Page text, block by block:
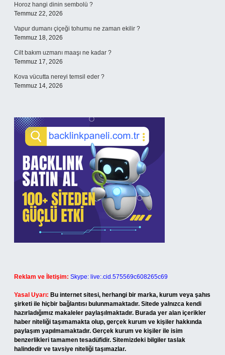
Horoz hangi dinin sembolü ?
Temmuz 22, 2026
Vapur dumanı çiçeği tohumu ne zaman ekilir ?
Temmuz 18, 2026
Cilt bakım uzmanı maaşı ne kadar ?
Temmuz 17, 2026
Kova vücutta nereyi temsil eder ?
Temmuz 14, 2026
Reklam ve İletişim: Skype: live:.cid.575569c608265c69
Yasal Uyarı: Bu internet sitesi, herhangi bir marka, kurum veya şahıs
şirketi ile hiçbir bağlantısı bulunmamaktadır. Sitede yalnızca kendi
hazırladığımız makaleler paylaşılmaktadır. Burada yer alan içerikler
haber niteliği taşımamakta olup, gerçek kurum ve kişiler hakkında
paylaşım yapılmamaktadır. Gerçek kurum ve kişiler ile isim
benzerlikleri tamamen tesadüfidir. Sitemizdeki bilgiler taslak
halindedir ve tavsiye niteliği taşımazlar.